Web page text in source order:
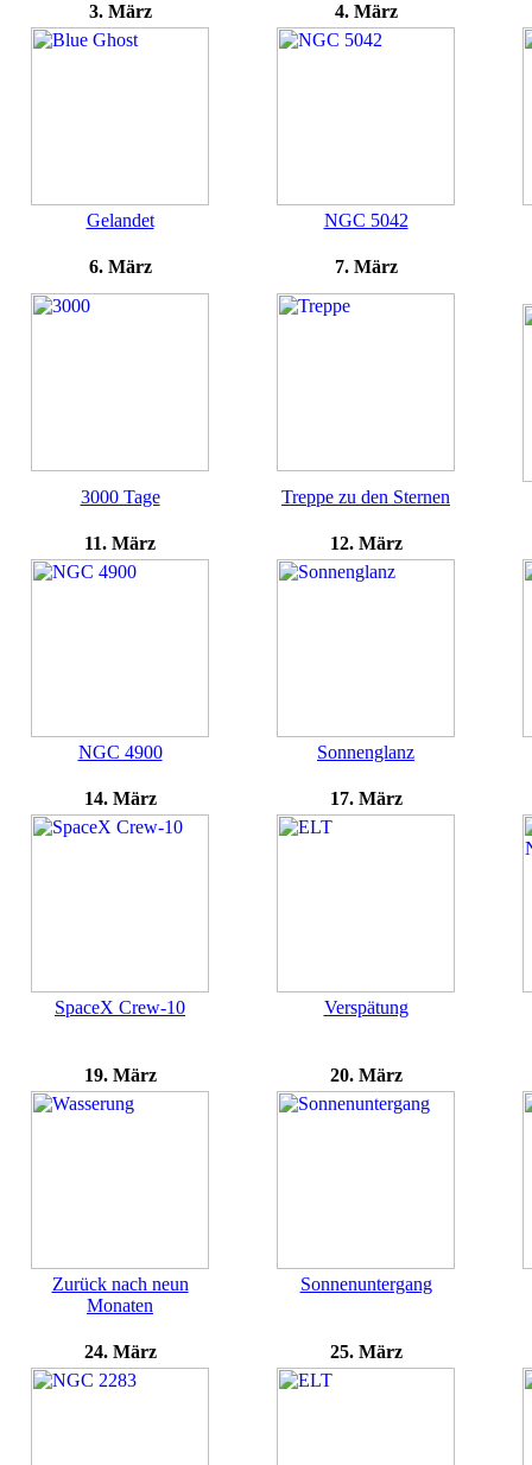
3. März 4. März
Gelandet NGC 5042
6. März 7. März
3000 Tage Treppe zu den Sternen
11. März 12. März
NGC 4900 Sonnenglanz
14. März 17. März
SpaceX Crew-10 Verspätung
19. März 20. März
Zurück nach neun
Monaten
Sonnenuntergang
24. März 25. März